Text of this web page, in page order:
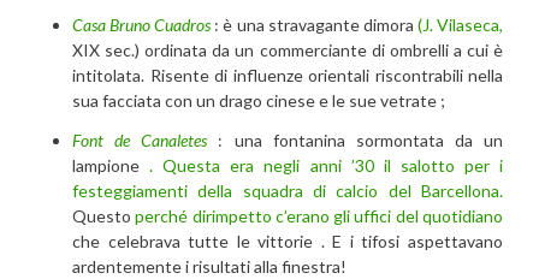
Casa Bruno Cuadros: è una stravagante dimora (J. Vilaseca,
XIX sec.) ordinata da un commerciante di ombrelli a cui è
intitolata. Risente di influenze orientali riscontrabili nella
sua facciata con un drago cinese e le sue vetrate ;
Font de Canaletes: una fontanina sormontata da un
lampione. Questa era negli anni ’30 il salotto per i
festeggiamenti della squadra di calcio del Barcellona.
Questoperché dirimpetto c’erano gli uffici del quotidiano
che celebrava tutte le vittorie . E i tifosi aspettavano
ardentemente i risultati alla finestra!